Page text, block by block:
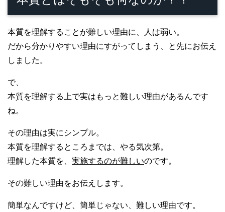
本質を理解することが難しい理由に、人は弱い。
だから分かりやすい理由にすがってしまう、と先にお伝え
しました。
で、
本質を理解する上で実はもっと難しい理由があるんです
ね。
その理由は実にシンプル。
本質を理解するところまでは、やる気次第。
理解した本質を、 実施するのが難しいのです。
その難しい理由をお伝えします。
簡単なんですけど、簡単じゃない、難しい理由です。